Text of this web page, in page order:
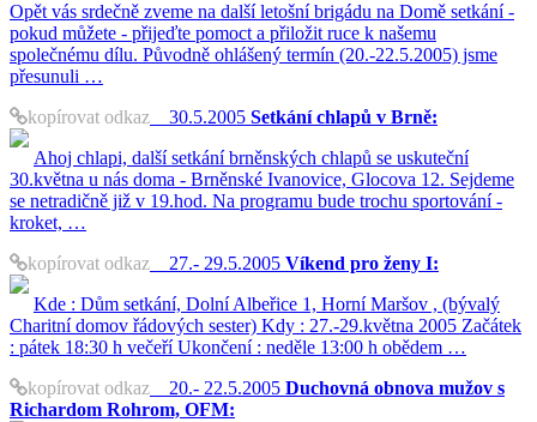
Opět vás srdečně zveme na další letošní brigádu na Domě setkání -
pokud můžete - přijeďte pomoct a přiložit ruce k našemu
společnému dílu. Původně ohlášený termín (20.-22.5.2005) jsme
přesunuli …
kopírovat odkaz 30.5.2005 Setkání chlapů v Brně:
Ahoj chlapi, další setkání brněnských chlapů se uskuteční
30.května u nás doma - Brněnské Ivanovice, Glocova 12. Sejdeme
se netradičně již v 19.hod. Na programu bude trochu sportování -
kroket, …
kopírovat odkaz 27.- 29.5.2005 Víkend pro ženy I:
Kde : Dům setkání, Dolní Albeřice 1, Horní Maršov , (bývalý
Charitní domov řádových sester) Kdy : 27.-29.května 2005 Začátek
: pátek 18:30 h večeří Ukončení : neděle 13:00 h obědem …
kopírovat odkaz 20.- 22.5.2005 Duchovná obnova mužov s
Richardom Rohrom, OFM: